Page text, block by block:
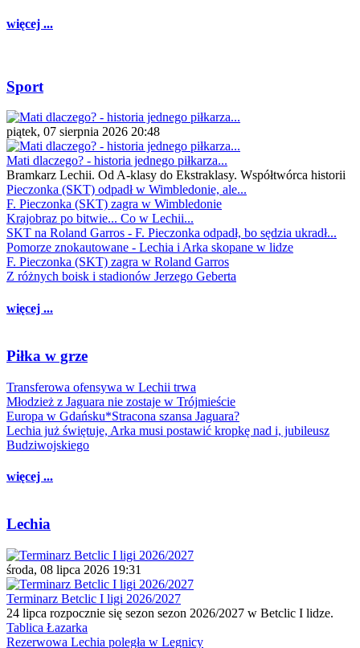
więcej ...
Sport
piątek, 07 sierpnia 2026 20:48
Mati dlaczego? - historia jednego piłkarza...
Bramkarz Lechii. Od A-klasy do Ekstraklasy. Współtwórca historii
Pieczonka (SKT) odpadł w Wimbledonie, ale...
F. Pieczonka (SKT) zagra w Wimbledonie
Krajobraz po bitwie... Co w Lechii...
SKT na Roland Garros - F. Pieczonka odpadł, bo sędzia ukradł...
Pomorze znokautowane - Lechia i Arka skopane w lidze
F. Pieczonka (SKT) zagra w Roland Garros
Z różnych boisk i stadionów Jerzego Geberta
więcej ...
Piłka w grze
Transferowa ofensywa w Lechii trwa
Młodzież z Jaguara nie zostaje w Trójmieście
Europa w Gdańsku*Stracona szansa Jaguara?
Lechia już świętuje, Arka musi postawić kropkę nad i, jubileusz
Budziwojskiego
więcej ...
Lechia
środa, 08 lipca 2026 19:31
Terminarz Betclic I ligi 2026/2027
24 lipca rozpocznie się sezon sezon 2026/2027 w Betclic I lidze.
Tablica Łazarka
Rezerwowa Lechia poległa w Legnicy